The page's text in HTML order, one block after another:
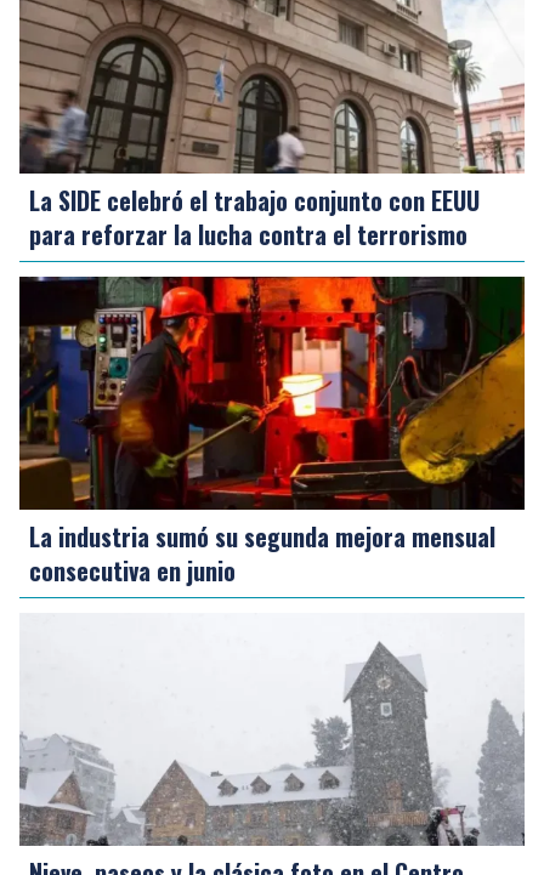
La SIDE celebró el trabajo conjunto con EEUU
para reforzar la lucha contra el terrorismo
La industria sumó su segunda mejora mensual
consecutiva en junio